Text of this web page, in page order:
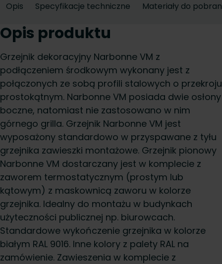
Opis Specyfikacje techniczne Materiały do
Opis produktu
Grzejnik dekoracyjny Narbonne VM z
podłączeniem środkowym wykonany jest z
połączonych ze sobą profili stalowych o przekroju
prostokątnym. Narbonne VM posiada dwie osłony
boczne, natomiast nie zastosowano w nim
górnego grilla. Grzejnik Narbonne VM jest
wyposażony standardowo w przyspawane z tyłu
grzejnika zawieszki montażowe. Grzejnik pionowy
Narbonne VM dostarczany jest w komplecie z
zaworem termostatycznym (prostym lub
kątowym) z maskownicą zaworu w kolorze
grzejnika. Idealny do montażu w budynkach
użyteczności publicznej np. biurowcach.
Standardowe wykończenie grzejnika w kolorze
białym RAL 9016. Inne kolory z palety RAL na
zamówienie. Zawieszenia w komplecie z